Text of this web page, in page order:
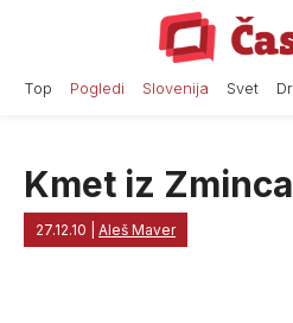
Top Pogledi Slovenija Svet
Kmet iz
27.12.10 Aleš Maver